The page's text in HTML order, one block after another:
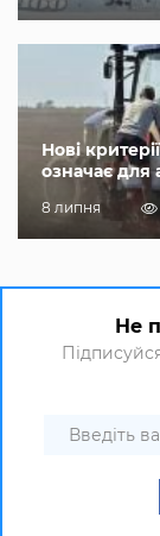
Нові
означає для
8 липня
Не